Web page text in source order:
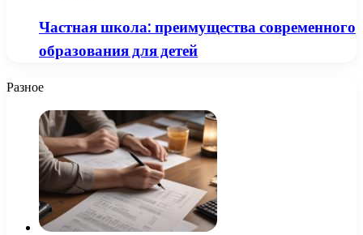
Частная школа: преимущества современного
образования для детей
Разное